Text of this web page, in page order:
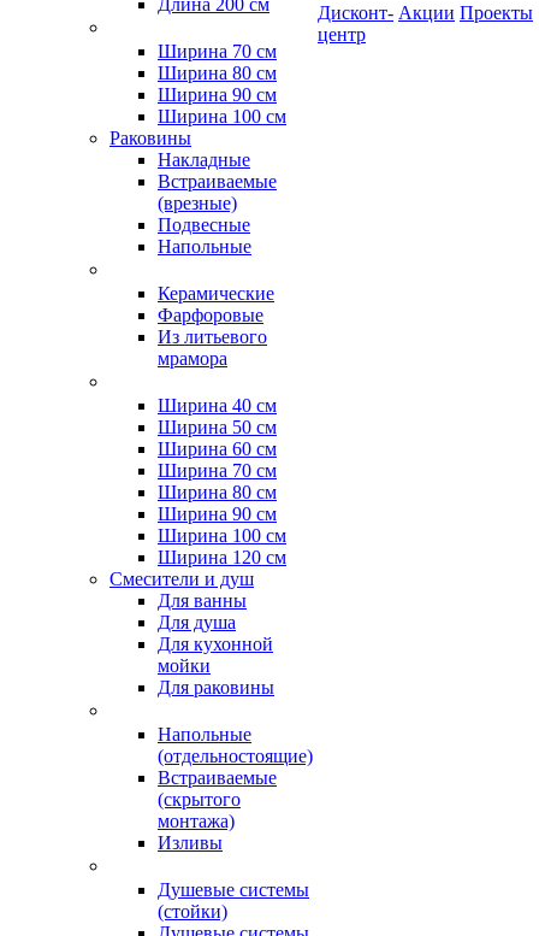
Длина 200 см
Ширина 70 см
Ширина 80 см
Ширина 90 см
Ширина 100 см
Раковины
Накладные
Встраиваемые
(врезные)
Подвесные
Напольные
Керамические
Фарфоровые
Из литьевого
мрамора
Ширина 40 см
Ширина 50 см
Ширина 60 см
Ширина 70 см
Ширина 80 см
Ширина 90 см
Ширина 100 см
Ширина 120 см
Смесители и душ
Для ванны
Для душа
Для кухонной
мойки
Для раковины
Напольные
(отдельностоящие)
Встраиваемые
(скрытого
монтажа)
Изливы
Душевые системы
(стойки)
Дисконт-
центр
Акции Проекты